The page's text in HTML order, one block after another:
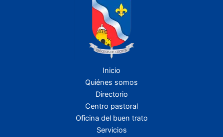
Inicio
Quiénes somos
Directorio
Centro pastoral
Oficina del buen trato
Servicios